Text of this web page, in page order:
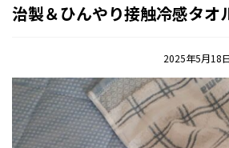
治製＆ひんやり接触冷感タオ
2025年5月18